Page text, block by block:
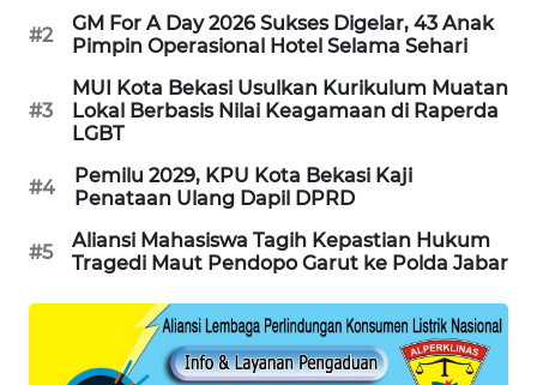
#2
GM For A Day 2026 Sukses Digelar, 43 Anak
Pimpin Operasional Hotel Selama Sehari
#3
MUI Kota Bekasi Usulkan Kurikulum Muatan
Lokal Berbasis Nilai Keagamaan di Raperda
LGBT
#4
Pemilu 2029, KPU Kota Bekasi Kaji
Penataan Ulang Dapil DPRD
#5
Aliansi Mahasiswa Tagih Kepastian Hukum
Tragedi Maut Pendopo Garut ke Polda Jabar
NEWS
JURNAL
MARITIM
HUMBANG
NEWS
GARONGGANG
NEWS
ID